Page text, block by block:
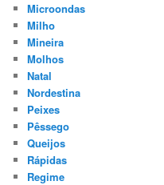
Microondas
Milho
Mineira
Molhos
Natal
Nordestina
Peixes
Pêssego
Queijos
Rápidas
Regime